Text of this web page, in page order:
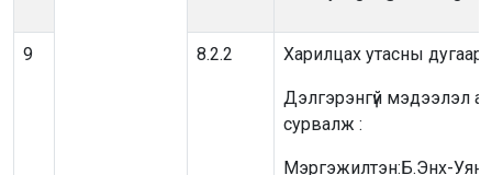
9 8.2.2 Харилцах утасны дугаар
Дэлгэрэнгүй мэдээлэл
сурвалж :
Мэргэжилтэн:Б.Энх-